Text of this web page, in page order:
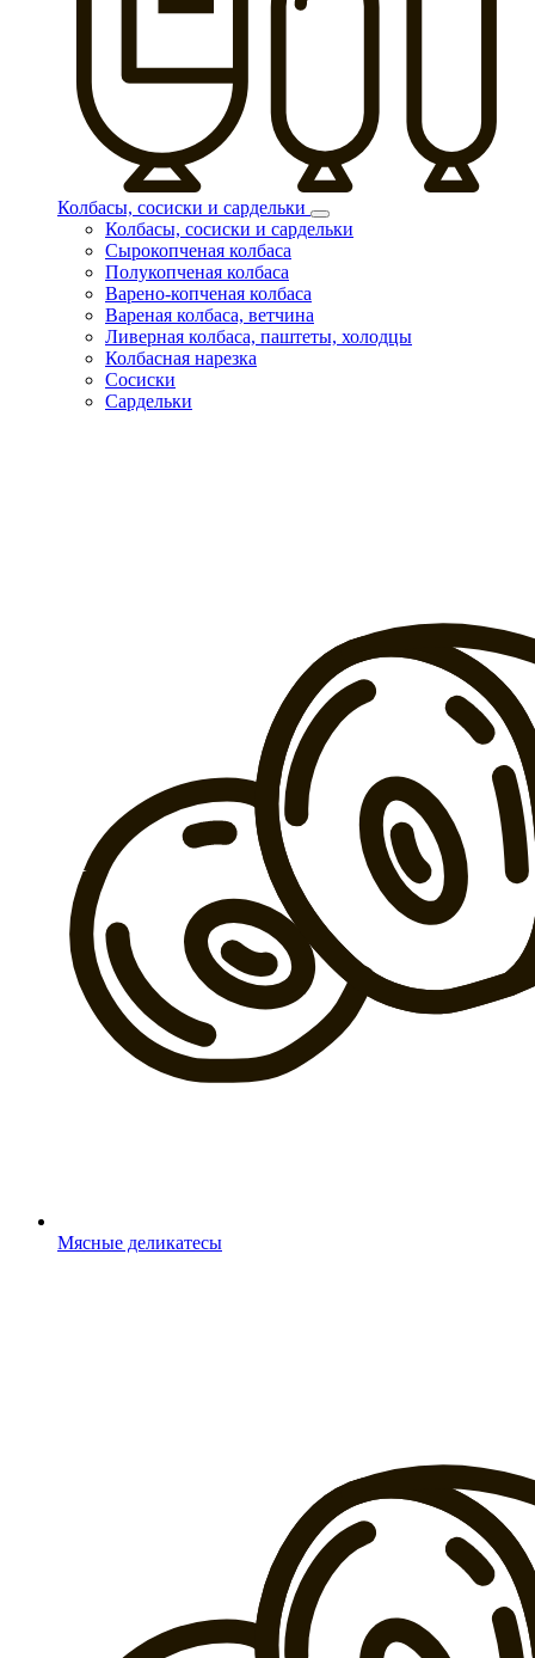
Колбасы, сосиски и сардельки
Колбасы, сосиски и сардельки
Сырокопченая колбаса
Полукопченая колбаса
Варено-копченая колбаса
Вареная колбаса, ветчина
Ливерная колбаса, паштеты, холодцы
Колбасная нарезка
Сосиски
Сардельки
Мясные деликатесы